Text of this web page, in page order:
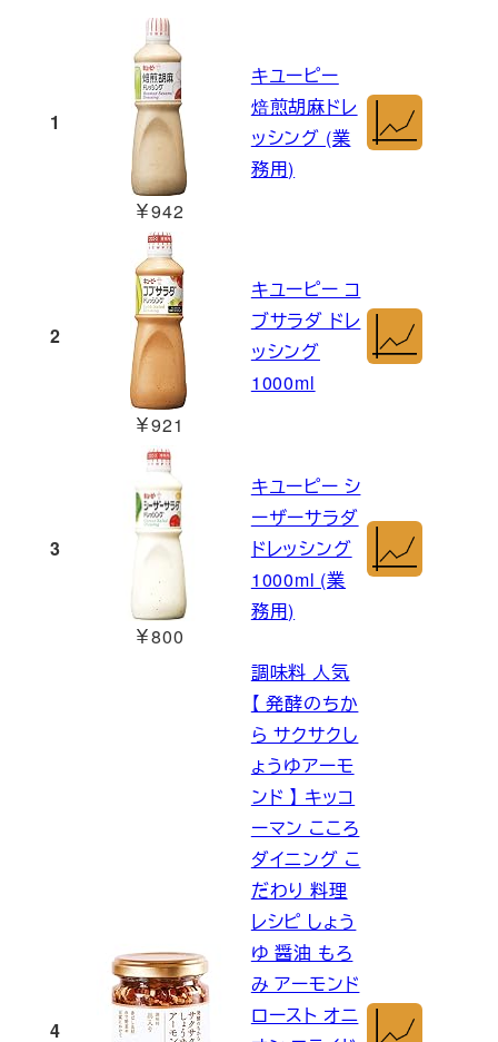
1
￥942
キユーピー
焙煎胡麻ドレ
ッシング (業
務用)
2
￥921
キユーピー コ
ブサラダ ドレ
ッシング
1000ml
3
￥800
キユーピー シ
ーザーサラダ
ドレッシング
1000ml (業
務用)
4
調味料 人気
【 発酵のちか
ら サクサクし
ょうゆアーモ
ンド 】 キッコ
ーマン こころ
ダイニング こ
だわり 料理
レシピ しょう
ゆ 醤油 もろ
み アーモンド
ロースト オニ